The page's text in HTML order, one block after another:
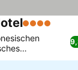
4 Sterne